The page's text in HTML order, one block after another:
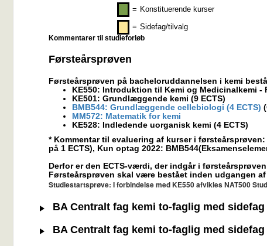
= Konstituerende kurser
= Sidefag/tilvalg
Kommentarer til studieforløb
Førsteårsprøven
Førsteårsprøven på bacheloruddannelsen i kemi
KE550: Introduktion til Kemi og Medicinalkemi -
KE501: Grundlæggende kemi (9 ECTS)
BMB544: Grundlæggende cellebiologi (4 ECTS)
MM572: Matematik for kemi
KE528: Indledende uorganisk kemi (4 ECTS)
* Kommentar til evaluering af kurser i
på 1 ECTS), Kun optag 2022:
Derfor er den ECTS-værdi, der indgår i
Førsteårsprøven skal være bestået inden udgangen
Studiestartsprøve: I forbindelse med KE550 afvikles NAT500
BA Centralt fag kemi to-faglig med
BA Centralt fag kemi to-faglig med